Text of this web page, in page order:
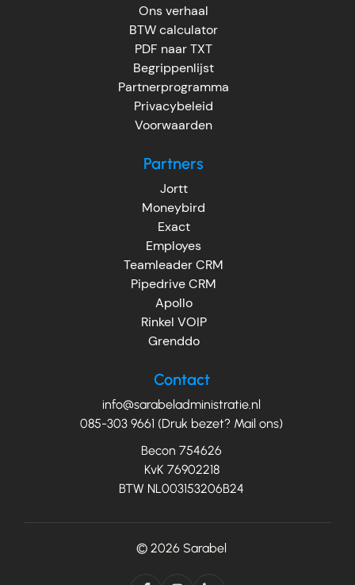
Ons verhaal
BTW calculator
PDF naar TXT
Begrippenlijst
Partnerprogramma
Privacybeleid
Voorwaarden
Partners
Jortt
Moneybird
Exact
Employes
Teamleader CRM
Pipedrive CRM
Apollo
Rinkel VOIP
Grenddo
Contact
info@sarabeladministratie.nl
085-303 9661 (Druk bezet? Mail ons)
Becon 754626
KvK 76902218
BTW NL003153206B24
© 2026 Sarabel